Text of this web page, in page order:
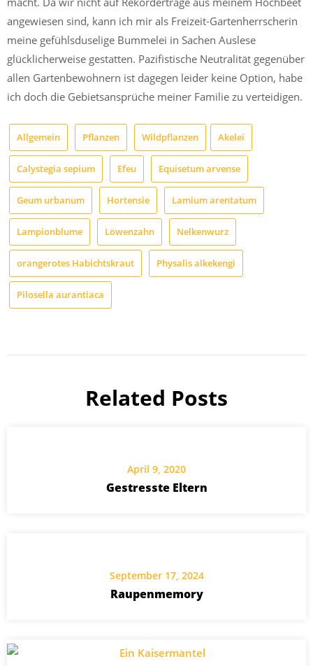
angewiesen sind, kann ich mir als Freizeit-Gartenherrscherin
meine gefühlsduselige Bummelei in Sachen Auslese
glücklicherweise gestatten. Pazifistische Neutralität gegenüber
allen Gartenbewohnern ist dagegen leider keine Option, habe
ich doch die Gebietsansprüche meiner Familie zu verteidigen.
Allgemein Pflanzen Wildpflanzen Akelei
Calystegia sepium Efeu Equisetum arvense
Geum urbanum Hortensie Lamium arentatum
Lampionblume Löwenzahn Nelkenwurz
orangerotes Habichtskraut Physalis alkekengi
Pilosella aurantiaca
Related Posts
April 9, 2020
Gestresste Eltern
September 17, 2024
Raupenmemory